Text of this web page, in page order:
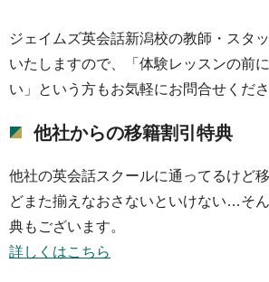
ジェイムズ英会話新潟校の教師・スタ
いたしますので、「体験レッスンの前
い」という方もお気軽にお問合せくださ
他社からの移籍割引特典
他社の英会話スクールに通ってるけど
どまた揃えなおさないといけない…そ
典もございます。
詳しくはこちら